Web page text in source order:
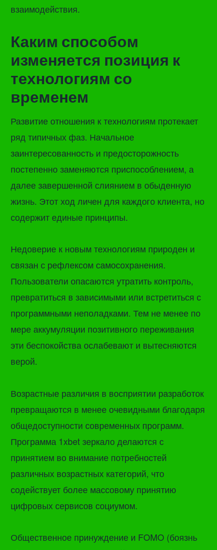
взаимодействия.
Каким способом
изменяется позиция к
технологиям со
временем
Развитие отношения к технологиям протекает
ряд типичных фаз. Начальное
заинтересованность и предосторожность
постепенно заменяются приспособлением, а
далее завершенной слиянием в обыденную
жизнь. Этот ход личен для каждого клиента, но
содержит единые принципы.
Недоверие к новым технологиям природен и
связан с рефлексом самосохранения.
Пользователи опасаются утратить контроль,
превратиться в зависимыми или встретиться с
программными неполадками. Тем не менее по
мере аккумуляции позитивного переживания
эти беспокойства ослабевают и вытесняются
верой.
Возрастные различия в восприятии разработок
превращаются в менее очевидными благодаря
общедоступности современных программ.
Программа 1xbet зеркало делаются с
принятием во внимание потребностей
различных возрастных категорий, что
содействует более массовому принятию
цифровых сервисов социумом.
Общественное принуждение и FOMO (боязнь